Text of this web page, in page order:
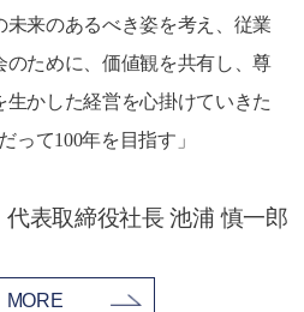
未来のあるべき姿を考え、従業
のために、価値観を共有し、尊
かした経営を心掛けていきた
って100年を目指す」
代表取締役社長 池浦 慎一郎
MORE